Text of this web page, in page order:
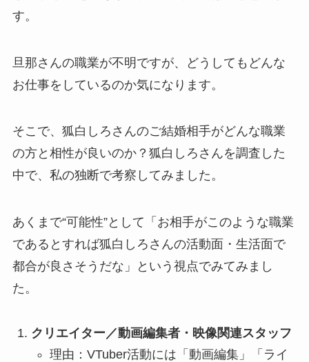
す。
旦那さんの職業が不明ですが、どうしてもどんな
お仕事をしているのか気になります。
そこで、狐白しろさんのご結婚相手がどんな職業
の方と相性が良いのか？狐白しろさんを調査した
中で、私の独断で考察してみました。
あくまで“可能性”として「お相手がこのような職業
であるとすれば狐白しろさんの活動面・生活面で
都合が良さそうだな」という視点でみてみまし
た。
クリエイター／動画編集者・映像関連スタッフ
理由：VTuber活動には「動画編集」「ライ